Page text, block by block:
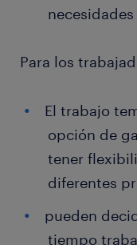
Para los
El trabajo
opción de
tener
diferentes
pueden
tiempo